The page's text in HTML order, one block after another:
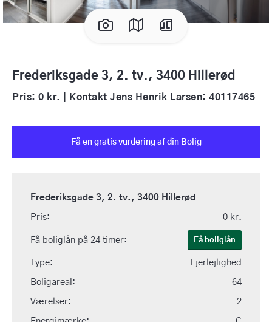
Frederiksgade 3, 2. tv., 3400 Hillerød
Pris: 0 kr. | Kontakt Jens Henrik Larsen: 40117465
Frederiksgade 3, 2. tv., 3400 Hillerød
Pris: 0 kr.
Få boliglån på 24 timer: Få boliglån
Type: Ejerlejlighed
Boligareal: 64
Værelser: 2
Få en gratis vurdering af din Bolig